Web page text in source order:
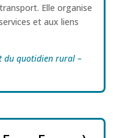
Elle organise
et aux liens
du quotidien rural –